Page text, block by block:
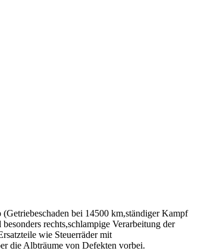
bei 14500 km,ständiger Kampf
rechts,schlampige Verarbeitung der
wie Steuerräder mit
die Albträume von Defekten vorbei.